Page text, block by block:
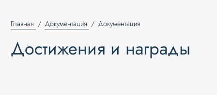
Главная Документация Документация
Достижения и награды